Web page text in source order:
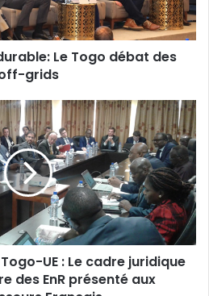
Le Togo débat des
grids
UE : Le cadre juridique
des EnR présenté aux